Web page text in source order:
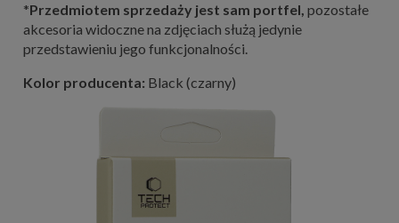
*Przedmiotem sprzedaży jest sam portfel, pozostałe
akcesoria widoczne na zdjęciach służą jedynie
przedstawieniu jego funkcjonalności.
Kolor producenta: Black (czarny)